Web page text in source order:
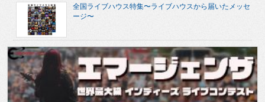
全国ライブハウス特集〜ライブハウスから届いたメッセ
ージ〜